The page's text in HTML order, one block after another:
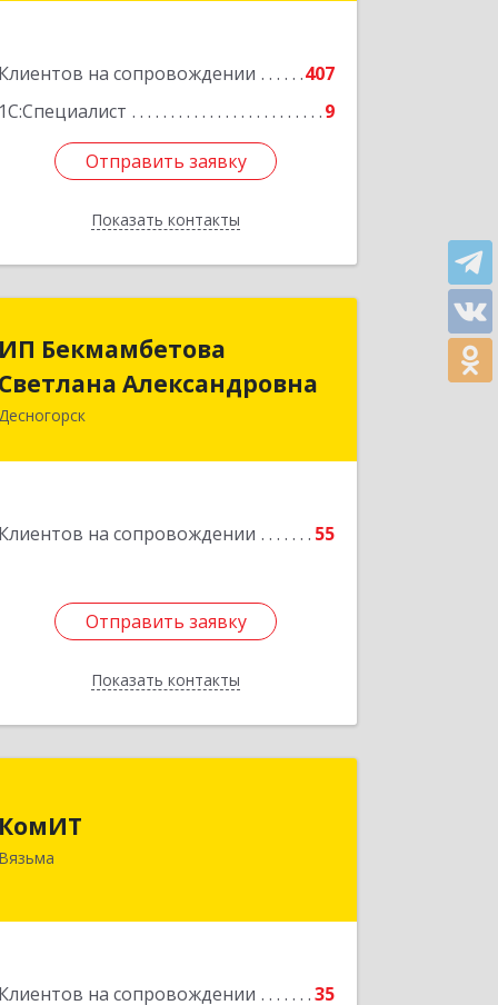
Клиентов на сопровождении
407
1С:Специалист
9
Отправить заявку
Показать контакты
Подробнее
Отправить заявку
Назад
ИП Бекмамбетова
Светлана Александровна
Десногорск
Клиентов на сопровождении 55
Отправить заявку
Показать контакты
ИП Бекмамбетова
Светлана Александровна
216400, Смоленская обл, Десногорск г,
Отправить заявку
Назад
КомИТ
Вязьма
Клиентов на сопровождении
35